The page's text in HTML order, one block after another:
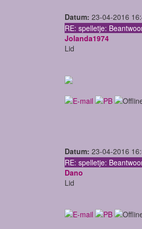
Datum: 23-04-2016
RE: spelletje:
Jolanda1974
Lid
Datum: 23-04-2016
RE: spelletje:
Dano
Lid